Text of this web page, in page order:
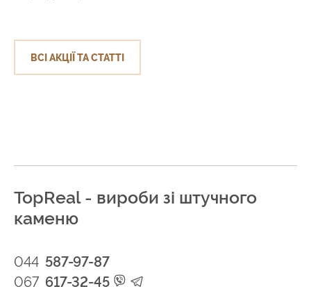
ВСІ АКЦІЇ ТА СТАТТІ
TopReal - вироби зі штучного
каменю
044 587-97-87
067 617-32-45